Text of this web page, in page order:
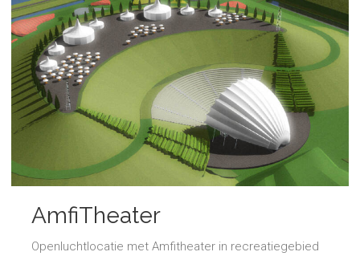
AmfiTheater
Openluchtlocatie met Amfitheater in recreatiegebied